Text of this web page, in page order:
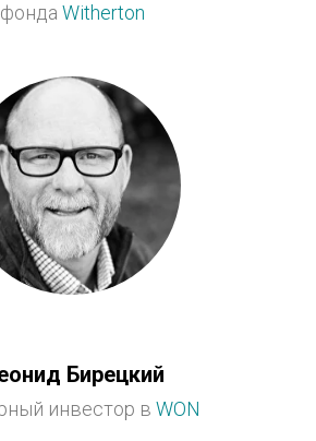
фонда Witherton
Бирецкий
инвестор в WON